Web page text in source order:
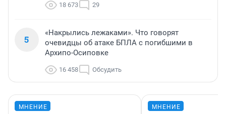
18 673 29
5
«Накрылись лежаками». Что говорят
очевидцы об атаке БПЛА с погибшими в
Архипо-Осиповке
16 458 Обсудить
МНЕНИЕ МНЕНИЕ